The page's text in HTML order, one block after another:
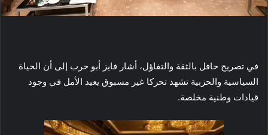
في تصريح حافل بالثقة والتفاؤل، أشار فايز أبو حرب إلى أن الحياة
السياسية والحزبية تشهد تحركا غير مسبوق يعيد الأمل في وجود
قيادات وطنية مخلصة.